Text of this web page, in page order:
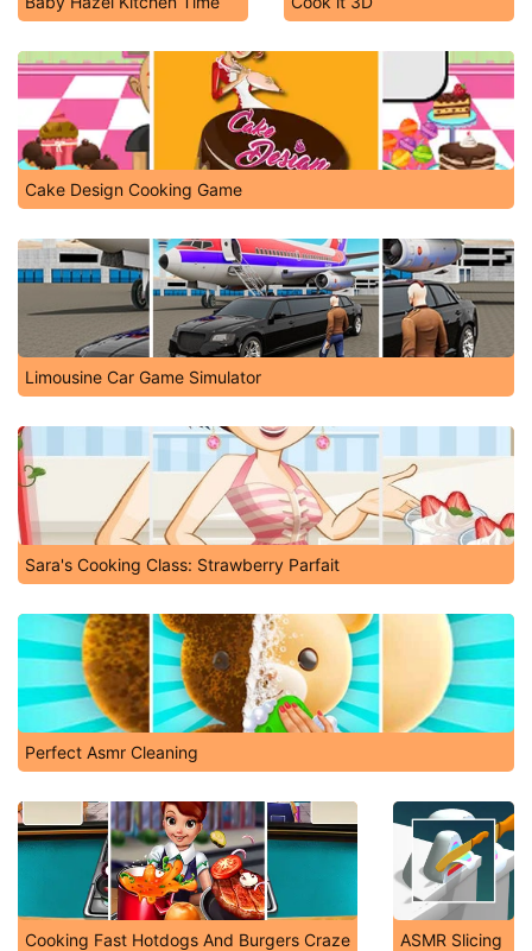
Cake Design Cooking Game
Limousine Car Game Simulator
Sara's Cooking Class: Strawberry Parfait
Perfect Asmr Cleaning
Cooking Fast Hotdogs And Burgers Craze ASMR Slicing